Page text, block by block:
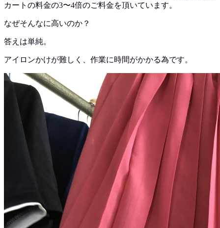
カートの料金の3〜4倍のご料金を頂いています。
なぜそんなに高いのか？
答えは単純。
アイロンかけが難しく、作業に時間がかかる為です。